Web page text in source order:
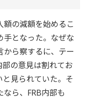
額の減額を始めるこ
手となった。なぜな
から察するに、テー
の意見は割れてお
と見られていた。そ
ら、FRB内部も